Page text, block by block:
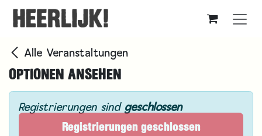
Zum Inhalt springen
Alle Veranstaltungen
OPTIONEN ANSEHEN
Registrierungen sind geschlossen
Registrierungen geschlossen